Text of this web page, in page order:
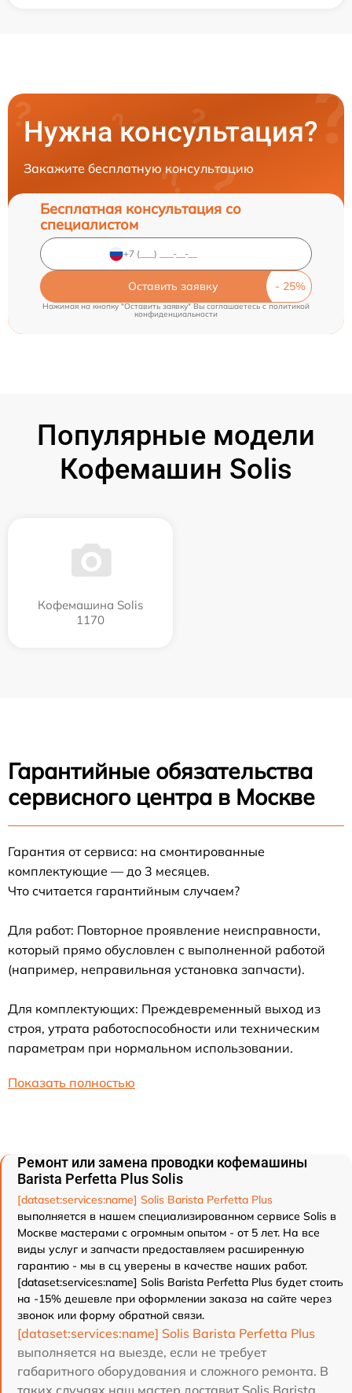
Нужна консультация?
Закажите бесплатную консультацию
Бесплатная консультация со
специалистом
Оставить заявку
Нажимая на кнопку "Оставить заявку" Вы соглашаетесь cполитикой
конфиденциальности
Популярные модели
Кофемашин Solis
Кофемашина Solis
1170
Гарантийные обязательства
сервисного центра в Москве
Гарантия от сервиса: на смонтированные
комплектующие — до 3 месяцев.
Что считается гарантийным случаем?
Для работ: Повторное проявление неисправности,
который прямо обусловлен с выполненной работой
(например, неправильная установка запчасти).
Для комплектующих: Преждевременный выход из
строя, утрата работоспособности или техническим
параметрам при нормальном использовании.
Показать полностью
Ремонт или замена проводки кофемашины
Barista Perfetta Plus Solis
[dataset:services:name] Solis Barista Perfetta Plus
выполняется в нашем специализированном сервисе Solis в
Москве мастерами с огромным опытом - от 5 лет. На все
виды услуг и запчасти предоставляем расширенную
гарантию - мы в сц уверены в качестве наших работ.
[dataset:services:name] Solis Barista Perfetta Plus будет стоить
на -15% дешевле при оформлении заказа на сайте через
звонок или форму обратной связи.
[dataset:services:name] Solis Barista Perfetta Plus
выполняется на выезде, если не требует
габаритного оборудования и сложного ремонта. В
таких случаях наш мастер доставит Solis Barista